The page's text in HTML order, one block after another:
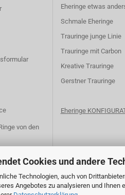
Cookies und andere
Technologien, auch von
Angebotes zu analysieren und
von den
Eheringe etwas
Schmale Eheringe
Trauringe junge Linie
Trauringe mit Carbon
Kreative Trauringe
Gerstner Trauringe
Eheringe